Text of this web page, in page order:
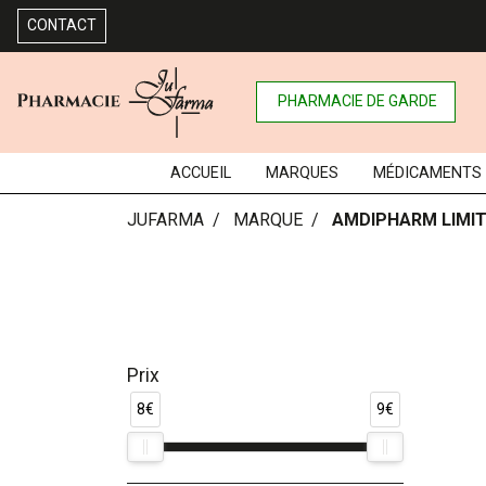
CONTACT
PHARMACIE DE GARDE
ACCUEIL MARQUES MÉDICAMENTS
JUFARMA MARQUE AMDIPHARM
Prix
8€ 9€